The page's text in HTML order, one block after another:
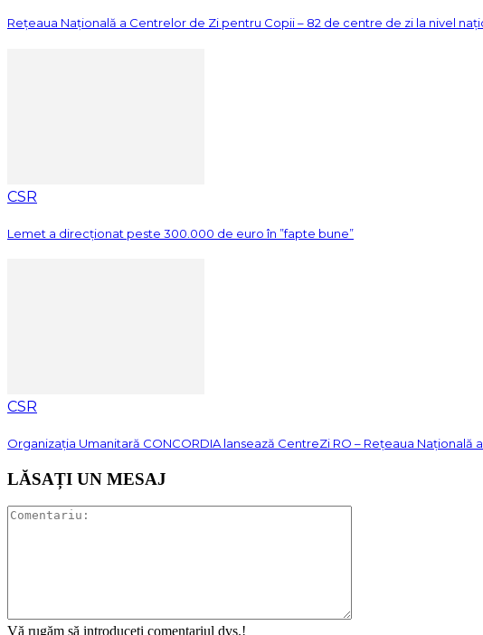
Rețeaua Națională a Centrelor de Zi pentru Copii – 82 de centre de zi la nivel
CSR
Lemet a direcționat peste 300.000 de euro în ”fapte bune”
CSR
Organizația Umanitară CONCORDIA lansează CentreZi RO – Rețeaua
LĂSAȚI UN MESAJ
Vă rugăm să introduceți comentariul dvs.!